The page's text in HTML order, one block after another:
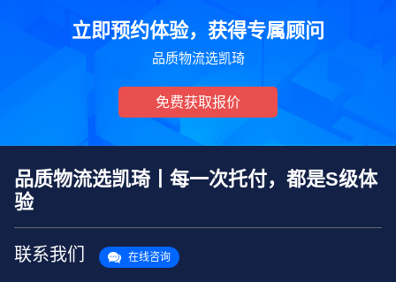
立即预约体验，获得专属顾问
品质物流选凯琦
免费获取报价
品质物流选凯琦丨每一次托付，都是S级体
验
联系我们 在线咨询